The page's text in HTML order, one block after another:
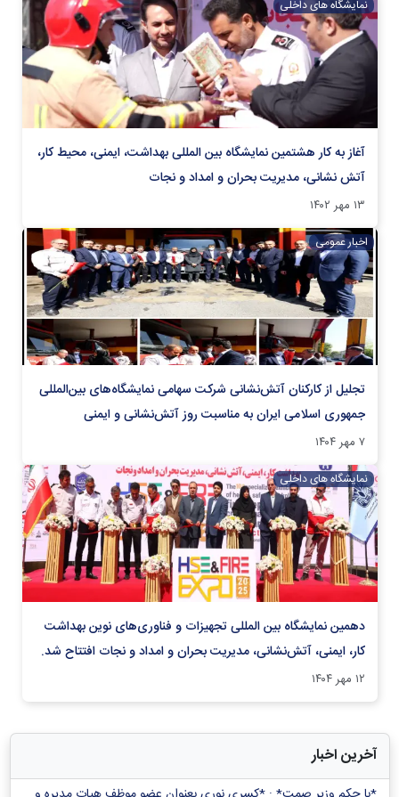
نمایشگاه های داخلی
آغاز به کار هشتمین نمایشگاه بین المللی بهداشت، ایمنی، محیط کار،
آتش نشانی، مدیریت بحران و امداد و نجات
۱۳ مهر ۱۴۰۲
اخبار عمومی
تجلیل از کارکنان آتش‌نشانی شرکت سهامی نمایشگاه‌های بین‌المللی
جمهوری اسلامی ایران به مناسبت روز آتش‌نشانی و ایمنی
۷ مهر ۱۴۰۴
نمایشگاه های داخلی
دهمین نمایشگاه بین المللی تجهیزات و فناوری‌های نوین بهداشت
کار، ایمنی، آتش‌نشانی، مدیریت بحران و امداد و نجات افتتاح شد.
۱۲ مهر ۱۴۰۴
آخرین اخبار